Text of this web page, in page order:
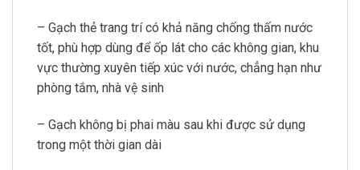
– Gạch thẻ trang trí có khả năng chống thấm nước
tốt, phù hợp dùng để ốp lát cho các không gian, khu
vực thường xuyên tiếp xúc với nước, chẳng hạn như
phòng tắm, nhà vệ sinh
– Gạch không bị phai màu sau khi được sử dụng
trong một thời gian dài